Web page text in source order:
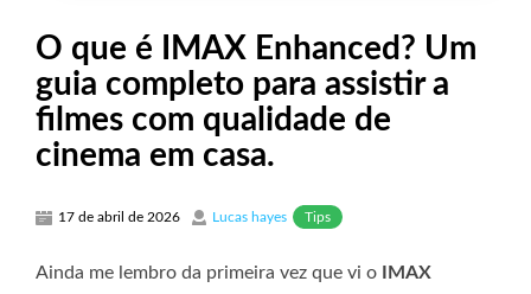
O que é IMAX Enhanced? Um
guia completo para assistir a
filmes com qualidade de
cinema em casa.
17 de abril de 2026 Lucas hayes Tips
Ainda me lembro da primeira vez que vi o
IMAX